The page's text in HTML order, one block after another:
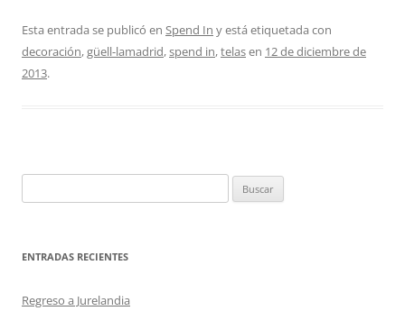
Esta entrada se publicó en Spend In y está etiquetada con
decoración,güell-lamadrid,spend in,telasen 12 de diciembre de
2013.
ENTRADAS RECIENTES
Regreso a Jurelandia